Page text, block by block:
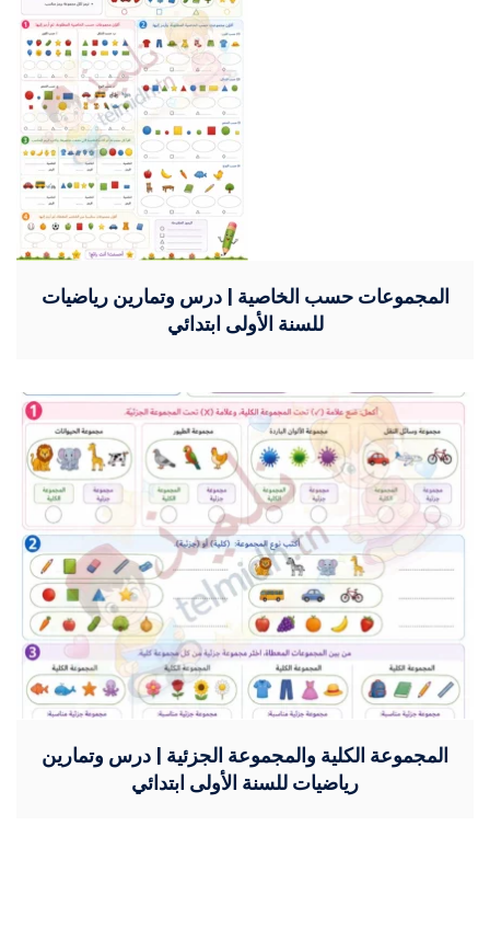
المجموعات حسب الخاصية | درس وتمارين رياضيات
للسنة الأولى ابتدائي
المجموعة الكلية والمجموعة الجزئية | درس وتمارين
رياضيات للسنة الأولى ابتدائي